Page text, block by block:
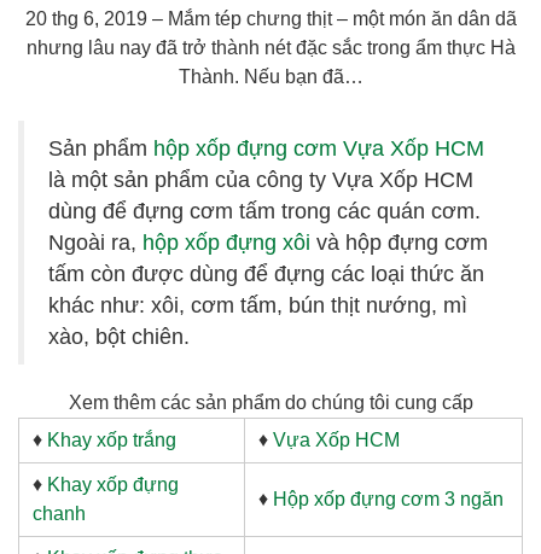
20 thg 6, 2019 – Mắm tép chưng thịt – một món ăn dân dã
nhưng lâu nay đã trở thành nét đặc sắc trong ẩm thực Hà
Thành. Nếu bạn đã…
Sản phẩm hộp xốp đựng cơm Vựa Xốp HCM
là một sản phẩm của công ty Vựa Xốp HCM
dùng để đựng cơm tấm trong các quán cơm.
Ngoài ra, hộp xốp đựng xôi và hộp đựng cơm
tấm còn được dùng để đựng các loại thức ăn
khác như: xôi, cơm tấm, bún thịt nướng, mì
xào, bột chiên.
Xem thêm các sản phẩm do chúng tôi cung cấp
♦ Khay xốp trắng ♦ Vựa Xốp HCM
♦ Khay xốp đựng
chanh
♦ Hộp xốp đựng cơm 3 ngăn